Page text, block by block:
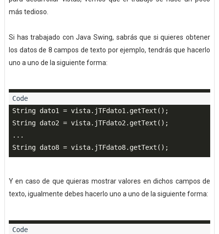
más tedioso.
Si has trabajado con Java Swing, sabrás que si quieres obtener
los datos de 8 campos de texto por ejemplo, tendrás que hacerlo
uno a uno de la siguiente forma:
String dato1 = vista.jTFdato1.getText();
String dato2 = vista.jTFdato2.getText();
...
Y en caso de que quieras mostrar valores en dichos campos de
texto, igualmente debes hacerlo uno a uno de la siguiente forma: